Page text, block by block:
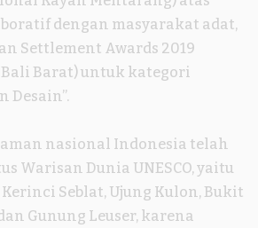
dengan masyarakat adat,
Settlement Awards 2019
Barat) untuk kategori
Desain”.
nasional Indonesia telah
Warisan Dunia UNESCO, yaitu
Seblat, Ujung Kulon, Bukit
Gunung Leuser, karena